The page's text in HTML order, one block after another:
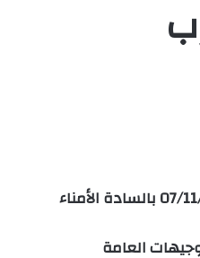
اجتمع رئيس حزب الإنصاف السيد محمد ماء العينين ولد أييه زوال اليوم الثلاثاء 07/11/2023 بالسادة الأمناء
من اجل إعطائهم التوجيهات العامة